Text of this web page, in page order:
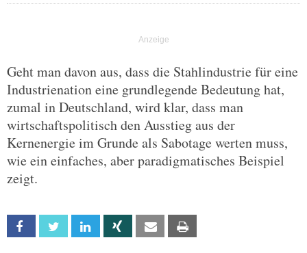
Geht man davon aus, dass die Stahlindustrie für eine
Industrienation eine grundlegende Bedeutung hat,
zumal in Deutschland, wird klar, dass man
wirtschaftspolitisch den Ausstieg aus der
Kernenergie im Grunde als Sabotage werten muss,
wie ein einfaches, aber paradigmatisches Beispiel
zeigt.
Facebook Twitter Linkedin Xing Email